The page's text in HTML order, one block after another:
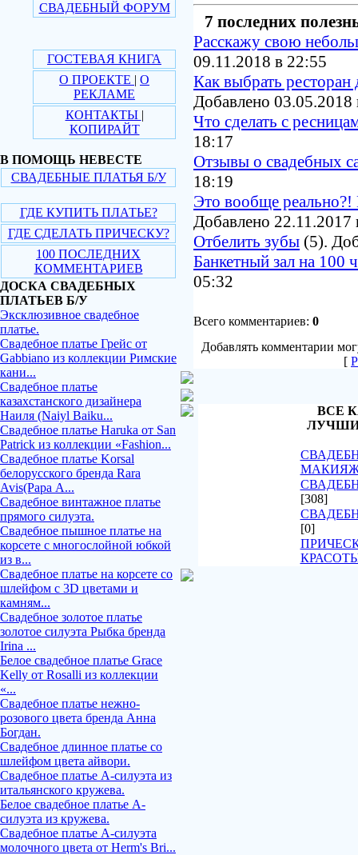
СВАДЕБНЫЙ ФОРУМ
ГОСТЕВАЯ КНИГА
О ПРОЕКТЕ | О
РЕКЛАМЕ
КОНТАКТЫ |
КОПИРАЙТ
В ПОМОЩЬ НЕВЕСТЕ
СВАДЕБНЫЕ ПЛАТЬЯ Б/У
ГДЕ КУПИТЬ ПЛАТЬЕ?
ГДЕ СДЕЛАТЬ ПРИЧЕСКУ?
100 ПОСЛЕДНИХ
КОММЕНТАРИЕВ
ДОСКА СВАДЕБНЫХ
ПЛАТЬЕВ Б/У
Эксклюзивное свадебное
платье.
Свадебное платье Грейс от
Gabbiano из коллекции Римские
кани...
Свадебное платье
казахстанского дизайнера
Наиля (Naiyl Baiku...
Свадебное платье Haruka от San
Patrick из коллекции «Fashion...
Свадебное платье Korsal
белорусского бренда Rara
Avis(Рара А...
Свадебное винтажное платье
прямого силуэта.
Свадебное пышное платье на
корсете с многослойной юбкой
из в...
Свадебное платье на корсете со
шлейфом с 3D цветами и
камням...
Свадебное золотое платье
золотое силуэта Рыбка бренда
Irina ...
Белое свадебное платье Grace
Kelly от Rosalli из коллекции
«...
Свадебное платье нежно-
розового цвета бренда Анна
Богдан.
Свадебное длинное платье со
шлейфом цвета айвори.
Свадебное платье А-силуэта из
итальянского кружева.
Белое свадебное платье А-
силуэта из кружева.
Свадебное платье А-силуэта
молочного цвета от Herm's Bri...
7 последних
Расскажу свою
09.11.2018 в 22:55
Как выбрать
Добавлено 03.05.2018
Что сделать с
18:17
Отзывы о свадебных
18:19
Это вообще реально?!
Добавлено 22.11.2017
Отбелить зубы (5).
Банкетный зал на 100
05:32
Всего комментариев: 0
Добавлять комментарии
[
ВСЕ
[308]
[0]